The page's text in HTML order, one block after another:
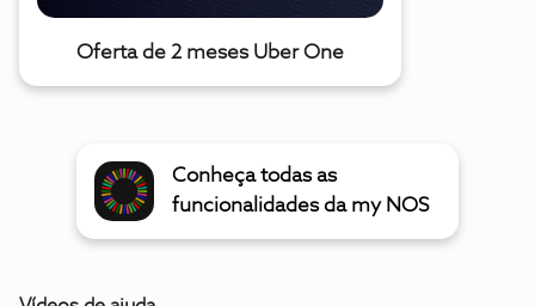
Oferta de 2 meses Uber One
Conheça todas as
funcionalidades da my NOS